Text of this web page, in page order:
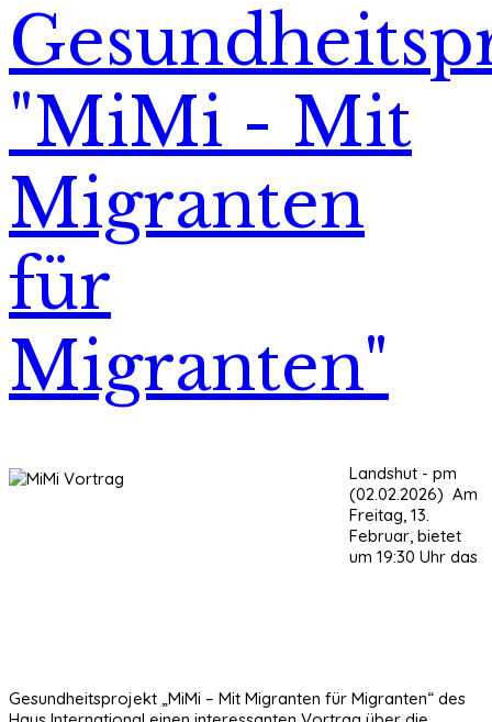
"MiMi - Mit
Migranten
für
Migranten"
Landshut - pm
(02.02.2026) Am
Freitag, 13.
Februar, bietet
um 19:30 Uhr das
Gesundheitsprojekt „MiMi – Mit Migranten für Migranten“ des